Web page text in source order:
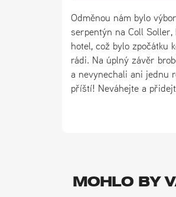
Odměnou nám bylo
serpentýn na Coll
hotel, což bylo zpočátku
rádi. Na úplný závěr
a nevynechali ani jednu
příští! Neváhejte a
MOHLO BY